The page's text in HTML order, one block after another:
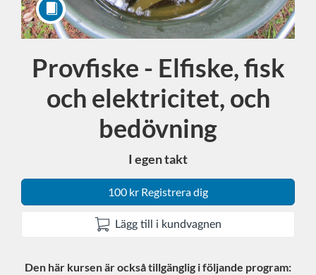
Kurs
Provfiske - Elfiske, fisk
och elektricitet, och
bedövning
I egen takt
100 kr Registrera dig
Lägg till i kundvagnen
Den här kursen är också tillgänglig i följande program: